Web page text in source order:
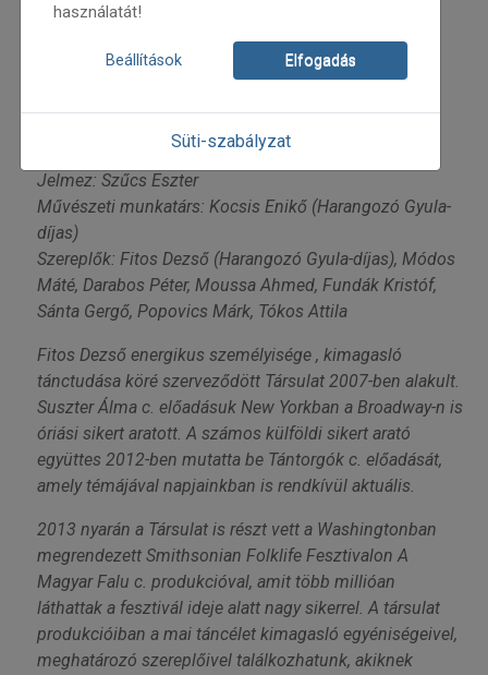
Rendező-koreográfus: Fitos Dezső (Harangozó Gyula-
Zene: Pál Lajos, Pál István "Szalonna", Makó Péter
Jelmez: Szűcs Eszter
Művészeti munkatárs: Kocsis Enikő (Harangozó Gyula-
díjas)
Szereplők: Fitos Dezső (Harangozó Gyula-díjas), Módos
Máté, Darabos Péter, Moussa Ahmed, Fundák Kristóf,
Sánta Gergő, Popovics Márk, Tókos Attila
Fitos Dezső energikus személyisége , kimagasló
tánctudása köré szerveződött Társulat 2007-ben alakult.
Suszter Álma c. előadásuk New Yorkban a Broadway-n is
óriási sikert aratott. A számos külföldi sikert arató
együttes 2012-ben mutatta be Tántorgók c. előadását,
amely témájával napjainkban is rendkívül aktuális.
2013 nyarán a Társulat is részt vett a Washingtonban
megrendezett Smithsonian Folklife Fesztivalon A
Magyar Falu c. produkcióval, amit több millióan
láthattak a fesztivál ideje alatt nagy sikerrel. A társulat
produkcióiban a mai táncélet kimagasló egyéniségeivel,
meghatározó szereplőivel találkozhatunk, akiknek
használatát!
Beállítások Elfogadás
Süti-szabályzat